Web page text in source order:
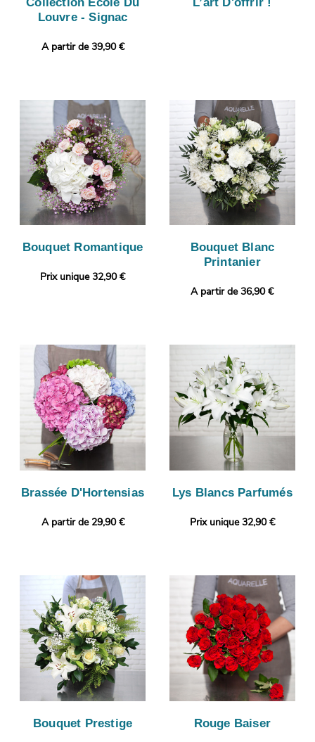
Louvre - Signac
A partir de 39,90 €
Bouquet Romantique
Prix unique 32,90 €
Bouquet Blanc
Printanier
A partir de 36,90 €
Brassée D'Hortensias
A partir de 29,90 €
Lys Blancs Parfumés
Prix unique 32,90 €
Bouquet Prestige Rouge Baiser